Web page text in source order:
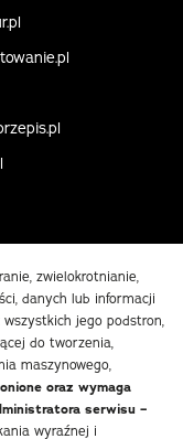
zwielokrotnianie,
danych lub informacji
jego podstron,
do tworzenia,
maszynowego,
oraz wymaga
serwisu –
wyraźnej i